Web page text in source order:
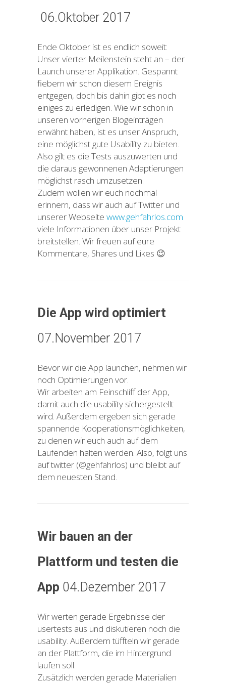
06.Oktober 2017
Ende Oktober ist es endlich soweit:
Unser vierter Meilenstein steht an – der
Launch unserer Applikation. Gespannt
fiebern wir schon diesem Ereignis
entgegen, doch bis dahin gibt es noch
einiges zu erledigen. Wie wir schon in
unseren vorherigen Blogeinträgen
erwähnt haben, ist es unser Anspruch,
eine möglichst gute Usability zu bieten.
Also gilt es die Tests auszuwerten und
die daraus gewonnenen Adaptierungen
möglichst rasch umzusetzen.
Zudem wollen wir euch nochmal
erinnern, dass wir auch auf Twitter und
unserer Webseite www.gehfahrlos.com
viele Informationen über unser Projekt
breitstellen. Wir freuen auf eure
Kommentare, Shares und Likes 😉
Die App wird optimiert
07.November 2017
Bevor wir die App launchen, nehmen wir
noch Optimierungen vor.
Wir arbeiten am Feinschliff der App,
damit auch die usability sichergestellt
wird. Außerdem ergeben sich gerade
spannende Kooperationsmöglichkeiten,
zu denen wir euch auch auf dem
Laufenden halten werden. Also, folgt uns
auf twitter (@gehfahrlos) und bleibt auf
dem neuesten Stand.
Wir bauen an der
Plattform und testen die
App 04.Dezember 2017
Wir werten gerade Ergebnisse der
usertests aus und diskutieren noch die
usability. Außerdem tüffteln wir gerade
an der Plattform, die im Hintergrund
laufen soll.
Zusätzlich werden gerade Materialien